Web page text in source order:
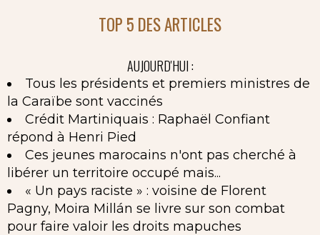
TOP 5 DES ARTICLES
AUJOURD'HUI :
Tous les présidents et premiers ministres de
la Caraïbe sont vaccinés
Crédit Martiniquais : Raphaël Confiant
répond à Henri Pied
Ces jeunes marocains n'ont pas cherché à
libérer un territoire occupé mais...
« Un pays raciste » : voisine de Florent
Pagny, Moira Millán se livre sur son combat
pour faire valoir les droits mapuches